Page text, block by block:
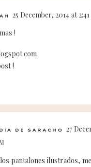
25 December, 2014 at
!
!
DE SARACHO
27
pantalones ilustrados, me